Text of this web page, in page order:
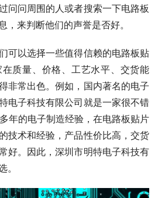
问问周围的人或者搜索一下电路板
，来判断他们的声誉是否好。
可以选择一些值得信赖的电路板贴
质量、价格、工艺水平、交货能
非常出色。例如，国内著名的电子
子科技有限公司就是一家很不错
年的电子制造经验，在电路板贴片
技术和经验，产品性价比高，交货
好。因此，深圳市明特电子科技有